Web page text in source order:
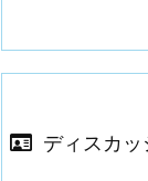
ディスカッ